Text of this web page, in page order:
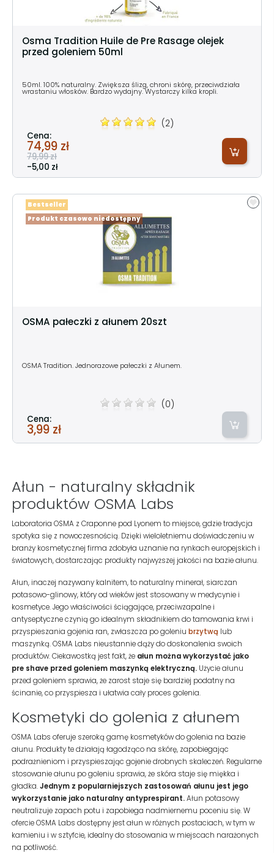
Osma Tradition Huile de Pre Rasage olejek
przed goleniem 50ml
50ml. 100% naturalny. Zwiększa ślizg, chroni skórę, przeciwdziała
wrastaniu włosków. Bardzo wydajny. Wystarczy kilka kropli.
(2)
Cena:
74,99 zł
79,99 zł
-5,00 zł
OSMA pałeczki z ałunem 20szt
OSMA Tradition. Jednorazowe pałeczki z Ałunem.
(0)
Cena:
3,99 zł
Produkt czasowo niedostępny
Bestseller
Ałun - naturalny składnik
produktów OSMA Labs
Laboratoria OSMA z Craponne pod Lyonem to miejsce, gdzie tradycja
spotyka się z nowoczesnością. Dzięki wieloletniemu doświadczeniu w
branży kosmetycznej firma zdobyła uznanie na rynkach europejskich i
światowych, dostarczając produkty najwyższej jakości na bazie ałunu.
Ałun, inaczej nazywany kalnitem, to naturalny minerał, siarczan
potasowo-glinowy, który od wieków jest stosowany w medycynie i
kosmetyce. Jego właściwości ściągające, przeciwzapalne i
antyseptyczne czynią go idealnym składnikiem do tamowania krwi i
przyspieszania gojenia ran, zwłaszcza po goleniu brzytwą lub
maszynką. OSMA Labs nieustannie dąży do doskonalenia swoich
produktów. Ciekawostką jest fakt, że ałun można wykorzystać jako
pre shave przed goleniem maszynką elektryczną. Użycie ałunu
przed goleniem sprawia, że zarost staje się bardziej podatny na
ścinanie, co przyspiesza i ułatwia cały proces golenia.
Kosmetyki do golenia z ałunem
OSMA Labs oferuje szeroką gamę kosmetyków do golenia na bazie
ałunu. Produkty te działają łagodząco na skórę, zapobiegając
podrażnieniom i przyspieszając gojenie drobnych skaleczeń. Regularne
stosowanie ałunu po goleniu sprawia, że skóra staje się miękka i
gładka.Jednym z popularniejszych zastosowań ałunu jest jego
wykorzystanie jako naturalny antyprespirant.Ałun potasowy
neutralizuje zapach potu i zapobiega nadmiernemu poceniu się. W
ofercie OSMA Labs dostępny jest ałun w różnych postaciach, w tym w
kamieniu i w sztyfcie, idealny do stosowania w miejscach narażonych
na potliwość.